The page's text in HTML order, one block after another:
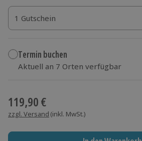
1 Gutschein
1 Gutschein
1 Gutschein
Termin buchen
Aktuell an 7 Orten verfügbar
119,90 €
zzgl. Versand (inkl. MwSt.)